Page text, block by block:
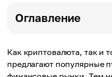
Оглавление
Как криптовалюта, так и
предлагают популярные